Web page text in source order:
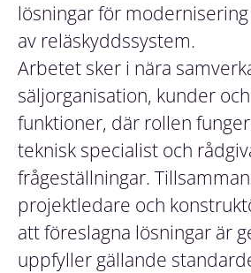
lösningar för
av reläskyddssystem.
Arbetet sker i nära
säljorganisation, kunder
funktioner, där rollen
teknisk specialist och
frågeställningar.
projektledare och
att föreslagna lösningar är
uppfyller gällande